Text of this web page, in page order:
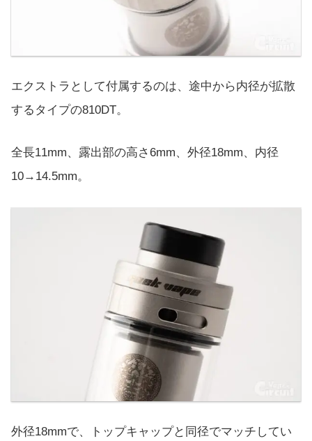
エクストラとして付属するのは、途中から内径が拡散
するタイプの810DT。
全長11mm、露出部の高さ6mm、外径18mm、内径
10→14.5mm。
外径18mmで、トップキャップと同径でマッチしてい